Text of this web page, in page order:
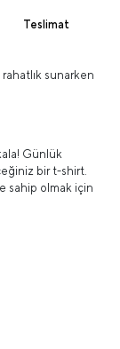
Teslimat
sunarken
Günlük
bir t-shirt.
sahip olmak için